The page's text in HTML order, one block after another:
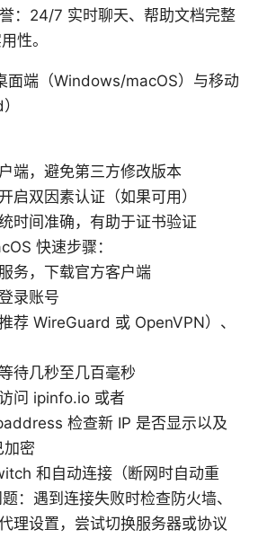
：24/7 实时聊天、帮助文档完整
性。
面端（Windows/macOS）与移动
端，避免第三方修改版本
启双因素认证（如果可用）
时间准确，有助于证书验证
快速步骤：
务，下载官方客户端
录账号
荐 WireGuard 或 OpenVPN）、
待几秒至几百毫秒
问 ipinfo.io 或者
检查新 IP 是否显示以及
加密
和自动连接（断网时自动重
：遇到连接失败时检查防火墙、
理设置，尝试切换服务器或协议